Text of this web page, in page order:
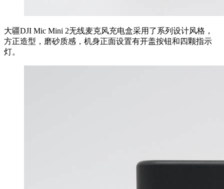
大疆DJI Mic Mini 2无线麦克风充电盒采用了系列设计风格，
方正造型，磨砂质感，机身正面设置有开盖按钮和四颗指示
灯。